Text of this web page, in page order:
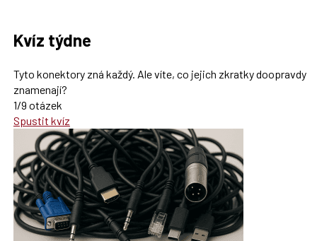
Kvíz týdne
Tyto konektory zná každý. Ale víte, co jejich zkratky doopravdy
znamenají?
1/9 otázek
Spustit kvíz